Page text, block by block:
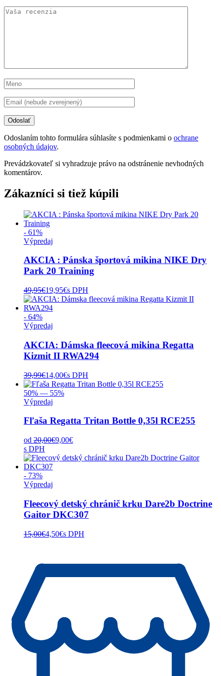
Odoslaním tohto formulára súhlasíte s podmienkami o ochrane
osobných údajov.
Prevádzkovateľ si vyhradzuje právo na odstránenie nevhodných
komentárov.
Zákazníci si tiež kúpili
- 61%
Výpredaj
AKCIA : Pánska športová mikina NIKE Dry
Park 20 Training
49,95€19,95€s DPH
- 64%
Výpredaj
AKCIA: Dámska fleecová mikina Regatta
Kizmit II RWA294
39,99€14,00€s DPH
50% — 55%
Výpredaj
Fľaša Regatta Tritan Bottle 0,35l RCE255
od 20,00€9,00€
s DPH
- 73%
Výpredaj
Fleecový detský chránič krku Dare2b Doctrine
Gaitor DKC307
15,00€4,50€s DPH